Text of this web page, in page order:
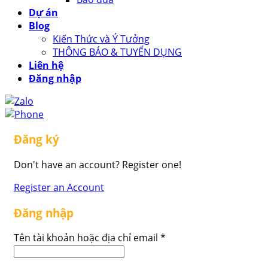
Dự án
Blog
Kiến Thức và Ý Tưởng
THÔNG BÁO & TUYỂN DỤNG
Liên hệ
Đăng nhập
Đăng ký
Don't have an account? Register one!
Register an Account
Đăng nhập
Tên tài khoản hoặc địa chỉ email *